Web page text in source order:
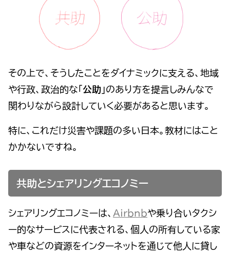
その上で、そうしたことをダイナミックに支える、地域
や行政、政治的な「 公助 」のあり方を提言しみんなで
関わりながら設計していく必要があると思います。
特に、これだけ災害や課題の多い日本。教材にはこと
かかないですね。
共助とシェアリングエコノミー
シェアリングエコノミーは、 Airbnbや乗り合いタクシ
ー的なサービスに代表される、個人の所有している家
や車などの資源をインターネットを通じて他人に貸し